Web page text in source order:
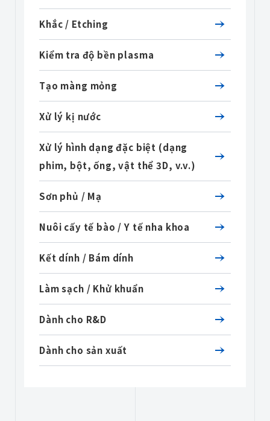
Khắc / Etching
Kiểm tra độ bền plasma
Tạo màng mỏng
Xử lý kị nước
Xử lý hình dạng đặc biệt (dạng
phim, bột, ống, vật thể 3D, v.v.)
Sơn phủ / Mạ
Nuôi cấy tế bào / Y tế nha khoa
Kết dính / Bám dính
Làm sạch / Khử khuẩn
Dành cho R&D
Dành cho sản xuất